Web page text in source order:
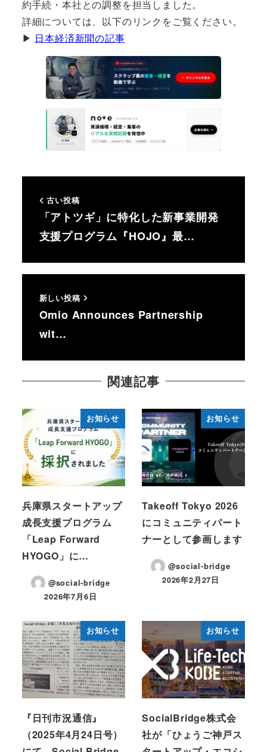
約手続・本社との調整を担当しました。
詳細については、以下のリンクをご覧ください。
▶ 日本経済新聞の記事
古い投稿
「アトツギ」に特化した新事業開発
支援プログラム『HOJO』最…
新しい投稿
Omio Announces Partnership
wit…
関連記事
お知らせ
兵庫県スタートアップ
成長支援プログラム
「Leap Forward
HYOGO」に…
@social-bridge
投稿日
2026年7月6日
お知らせ
Takeoff Tokyo 2026
にコミュニティパート
ナーとして参画します
@social-bridge
投稿日
2026年2月27日
お知らせ
『日刊市況通信』
（2025年4月24日号）
お知らせ
SocialBridge株式会
社が「ひょうご神戸ス